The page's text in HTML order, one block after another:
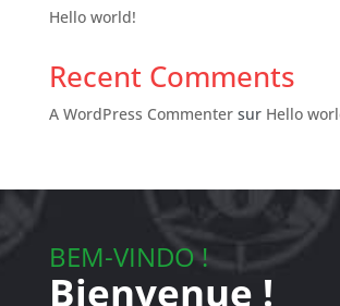
Hello world!
Recent Comments
A WordPress Commentersur Hello
BEM-VINDO !
Bienvenue !